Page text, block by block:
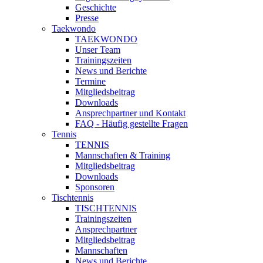
Geschichte
Presse
Taekwondo
TAEKWONDO
Unser Team
Trainingszeiten
News und Berichte
Termine
Mitgliedsbeitrag
Downloads
Ansprechpartner und Kontakt
FAQ - Häufig gestellte Fragen
Tennis
TENNIS
Mannschaften & Training
Mitgliedsbeitrag
Downloads
Sponsoren
Tischtennis
TISCHTENNIS
Trainingszeiten
Ansprechpartner
Mitgliedsbeitrag
Mannschaften
News und Berichte